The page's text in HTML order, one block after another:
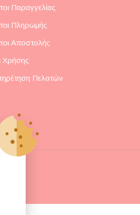
Παραγγελίας
Πληρωμής
Αποστολής
Χρήσης
Πελατών